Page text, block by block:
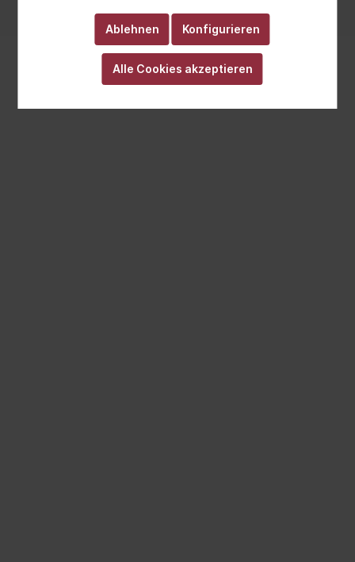
Realisiert mit Cutvert GmbH
Ablehnen Konfigurieren
Alle Cookies akzeptieren